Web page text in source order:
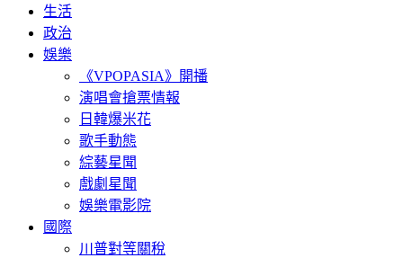
生活
政治
娛樂
《VPOPASIA》開播
演唱會搶票情報
日韓爆米花
歌手動態
綜藝星聞
戲劇星聞
娛樂電影院
國際
川普對等關稅